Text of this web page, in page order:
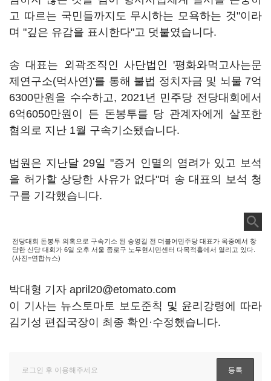
고 따르는 국민들까지도 무시하는 모욕하는 것"이라
며 "깊은 유감을 표시한다"고 덧붙였습니다.
송 대표는 외곽조직인 사단법인 '평화와먹고사는문
제연구소(먹사연)'를 통해 불법 정치자금 및 뇌물 7억
6300만원을 수수하고, 2021년 민주당 전당대회에서
6억6050만원이 든 돈봉투를 당 관계자에게 살포한
혐의로 지난 1월 구속기소됐습니다.
법원은 지난달 29일 "증거 인멸의 염려가 있고 보석
을 허가할 상당한 사유가 없다"며 송 대표의 보석 청
구를 기각했습니다.
전당대회 돈봉투 의혹으로 구속기소 된 송영길 전 더불어민주당 대표가 옥중에서 창
당한 신당 대회가 6일 오후 서울 종로구 노무현시민센터 다목적홀에서 열리고 있다.
(사진=연합뉴스)
박대형 기자 april20@etomato.com
이 기사는 뉴스토마토 보도준칙 및 윤리강령에 따라
김기성 편집국장이 최종 확인·수정했습니다.